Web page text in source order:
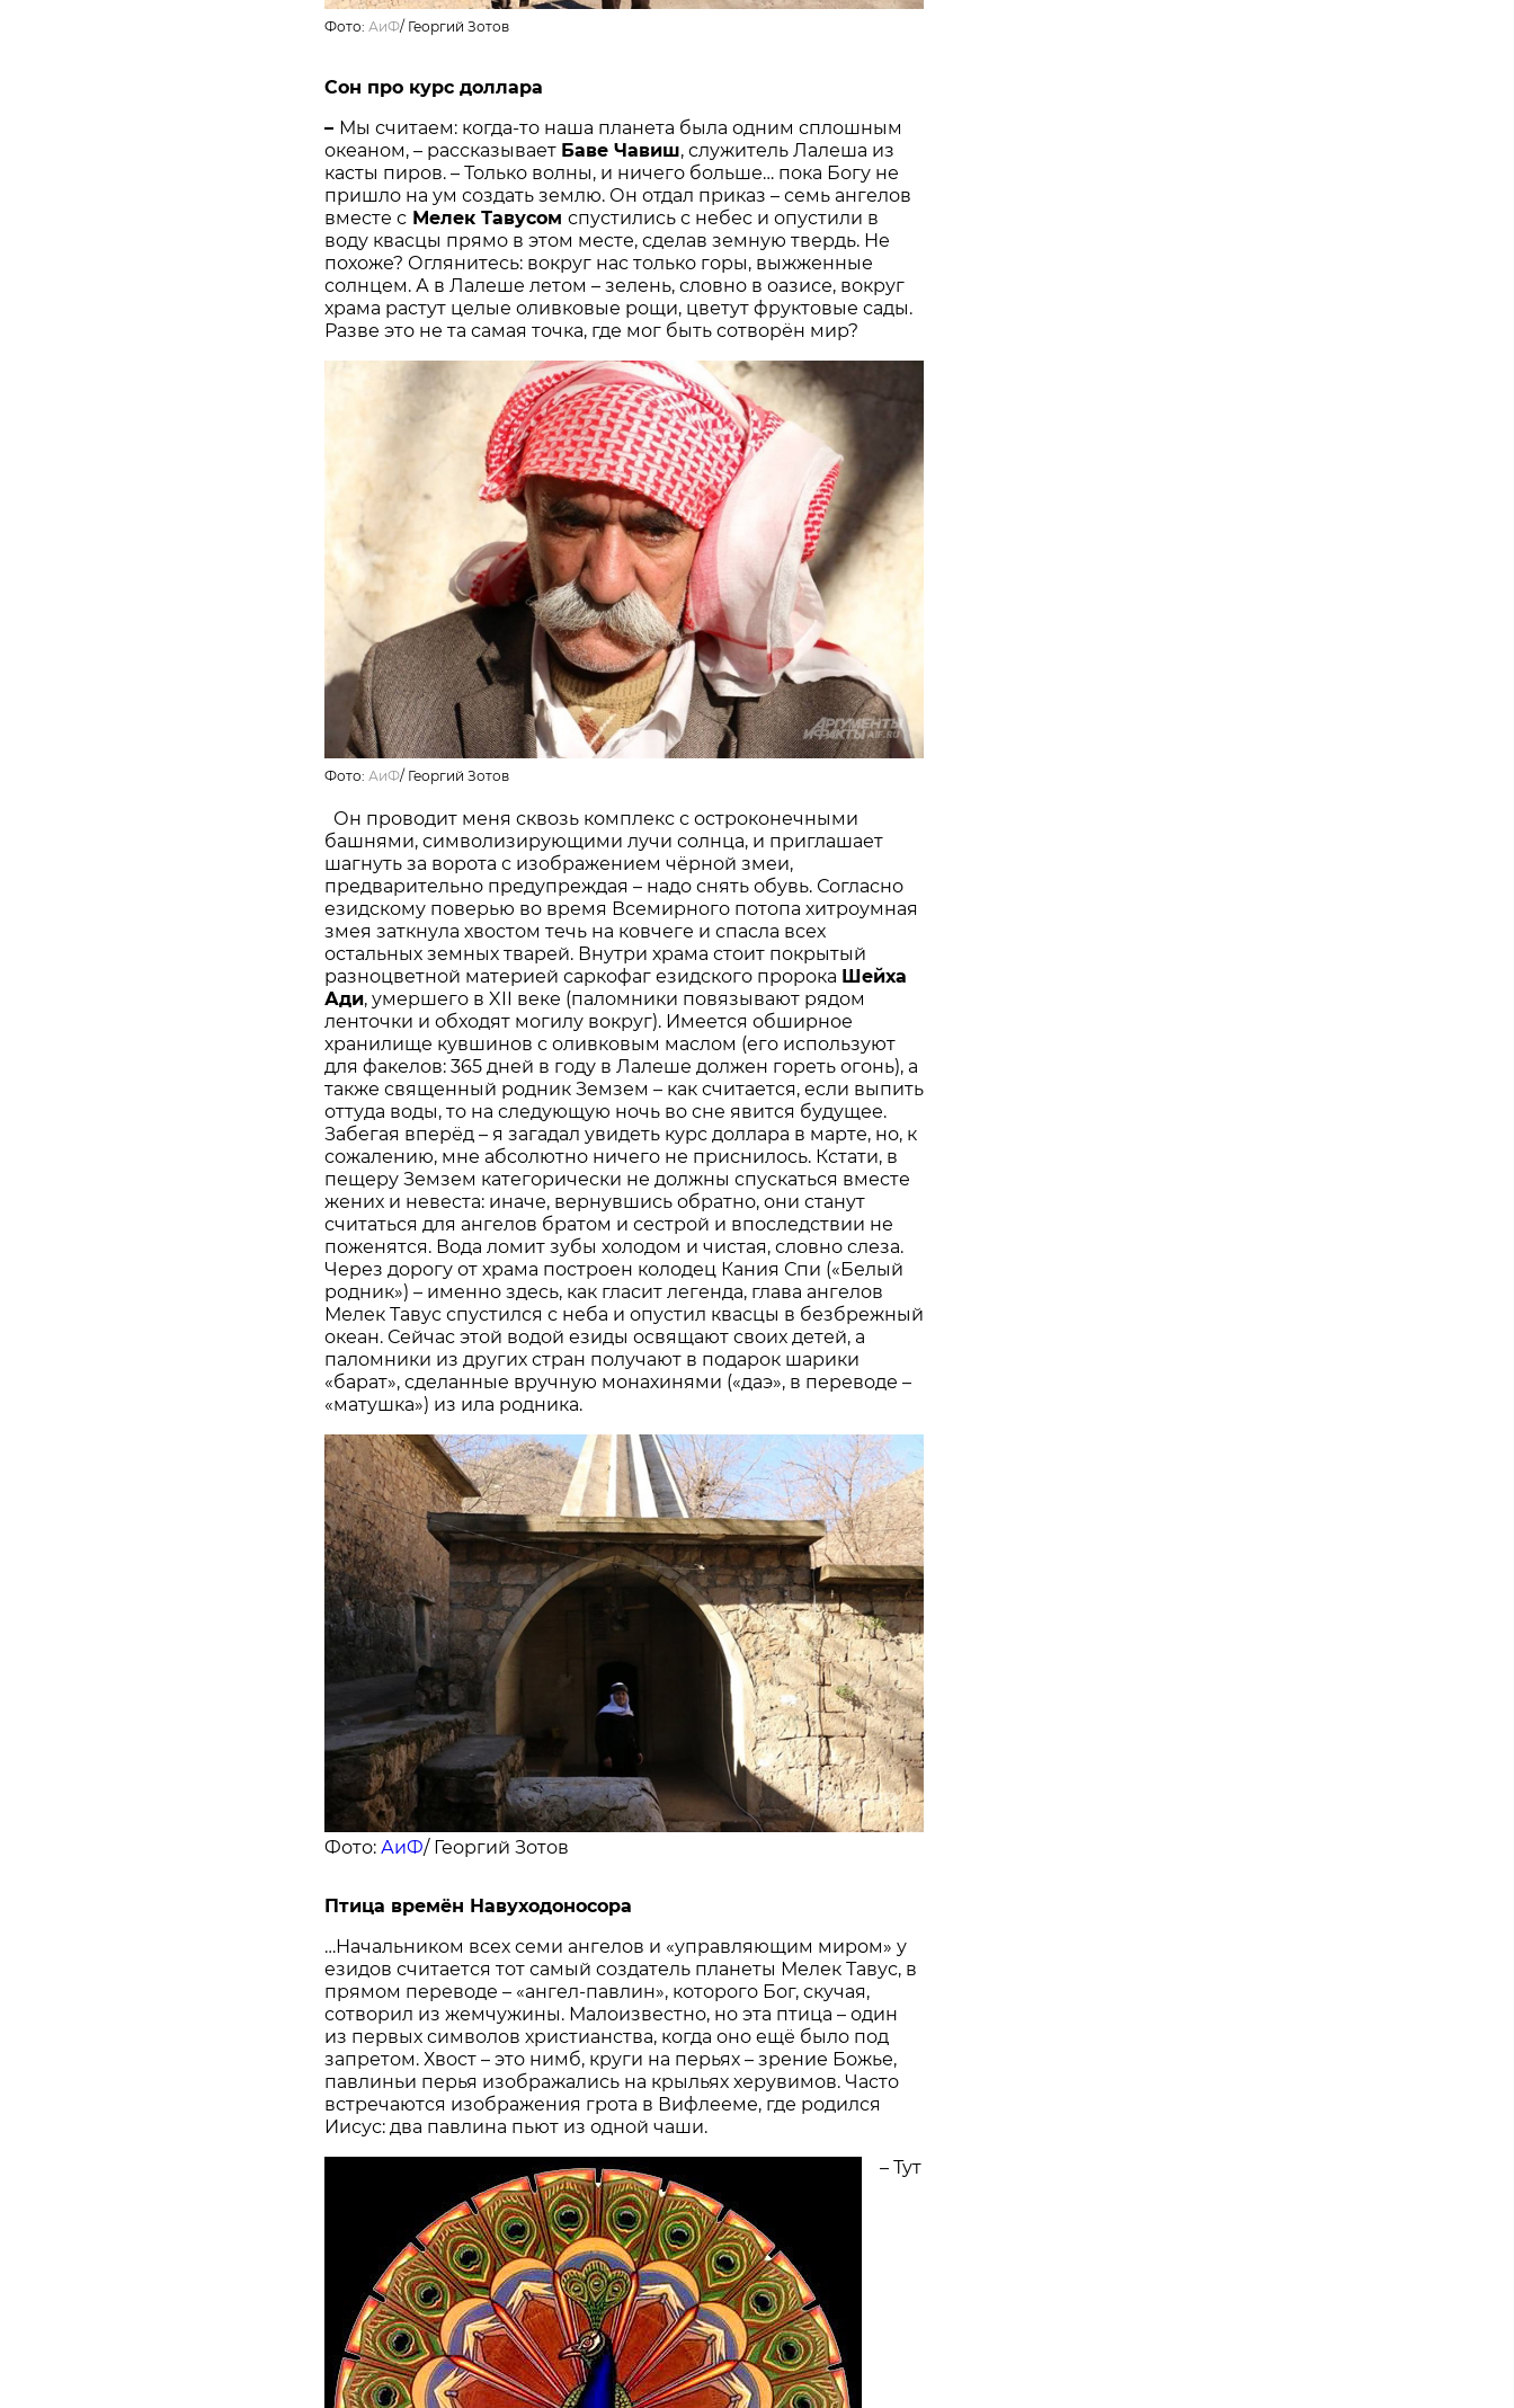
Фото: АиФ/ Георгий Зотов
Сон про курс доллара
– Мы считаем: когда-то наша планета была одним сплошным
океаном, – рассказывает Баве Чавиш, служитель Лалеша из
касты пиров. – Только волны, и ничего больше… пока Богу не
пришло на ум создать землю. Он отдал приказ – семь ангелов
вместе с Мелек Тавусом спустились с небес и опустили в
воду квасцы прямо в этом месте, сделав земную твердь. Не
похоже? Оглянитесь: вокруг нас только горы, выжженные
солнцем. А в Лалеше летом – зелень, словно в оазисе, вокруг
храма растут целые оливковые рощи, цветут фруктовые сады.
Разве это не та самая точка, где мог быть сотворён мир?
Фото: АиФ/ Георгий Зотов
Он проводит меня сквозь комплекс с остроконечными
башнями, символизирующими лучи солнца, и приглашает
шагнуть за ворота с изображением чёрной змеи,
предварительно предупреждая – надо снять обувь. Согласно
езидскому поверью во время Всемирного потопа хитроумная
змея заткнула хвостом течь на ковчеге и спасла всех
остальных земных тварей. Внутри храма стоит покрытый
разноцветной материей саркофаг езидского пророка Шейха
Ади, умершего в XII веке (паломники повязывают рядом
ленточки и обходят могилу вокруг). Имеется обширное
хранилище кувшинов с оливковым маслом (его используют
для факелов: 365 дней в году в Лалеше должен гореть огонь), а
также священный родник Земзем – как считается, если выпить
оттуда воды, то на следующую ночь во сне явится будущее.
Забегая вперёд – я загадал увидеть курс доллара в марте, но, к
сожалению, мне абсолютно ничего не приснилось. Кстати, в
пещеру Земзем категорически не должны спускаться вместе
жених и невеста: иначе, вернувшись обратно, они станут
считаться для ангелов братом и сестрой и впоследствии не
поженятся. Вода ломит зубы холодом и чистая, словно слеза.
Через дорогу от храма построен колодец Кания Спи («Белый
родник») – именно здесь, как гласит легенда, глава ангелов
Мелек Тавус спустился с неба и опустил квасцы в безбрежный
океан. Сейчас этой водой езиды освящают своих детей, а
паломники из других стран получают в подарок шарики
«барат», сделанные вручную монахинями («даэ», в переводе –
«матушка») из ила родника.
Фото: АиФ/ Георгий Зотов
Птица времён Навуходоносора
…Начальником всех семи ангелов и «управляющим миром» у
езидов считается тот самый создатель планеты Мелек Тавус, в
прямом переводе – «ангел-павлин», которого Бог, скучая,
сотворил из жемчужины. Малоизвестно, но эта птица – один
из первых символов христианства, когда оно ещё было под
запретом. Хвост – это нимб, круги на перьях – зрение Божье,
павлиньи перья изображались на крыльях херувимов. Часто
встречаются изображения грота в Вифлееме, где родился
Иисус: два павлина пьют из одной чаши.
– Тут